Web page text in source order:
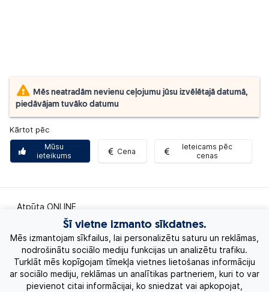
Mēs neatradām nevienu ceļojumu jūsu izvēlētajā datumā,
piedāvājam tuvāko datumu
Kārtot pēc
Mūsu
ieteikums
Cena
Ieteicams pēc
cenas
Atpūta ONLINE
Ekskursiju ceļojumi
Eksotiskie ceļojumi
Šī vietne izmanto sīkdatnes.
Mēs izmantojam sīkfailus, lai personalizētu saturu un reklāmas,
nodrošinātu sociālo mediju funkcijas un analizētu trafiku.
Turklāt mēs kopīgojam tīmekļa vietnes lietošanas informāciju
ar sociālo mediju, reklāmas un analītikas partneriem, kuri to var
pievienot citai informācijai, ko sniedzat vai apkopojat,